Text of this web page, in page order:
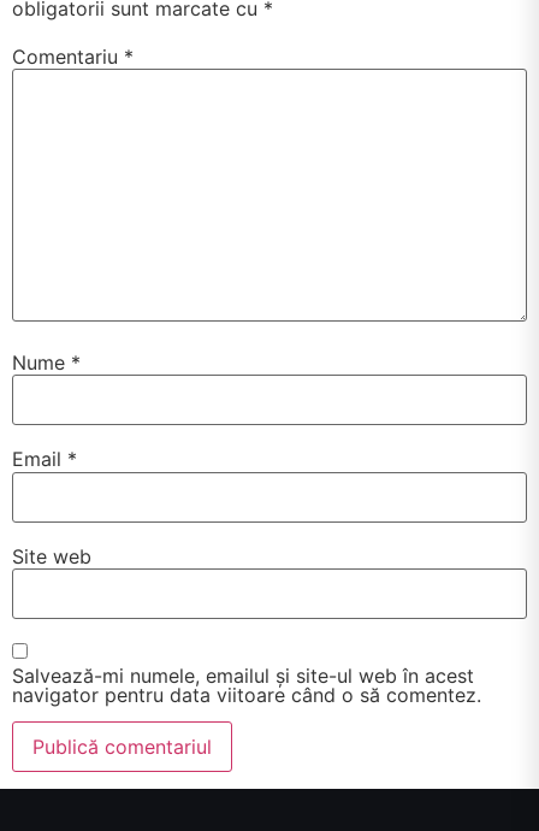
obligatorii sunt marcate cu *
Comentariu *
Nume *
Email *
Site web
Salvează-mi numele, emailul și site-ul web în acest
navigator pentru data viitoare când o să comentez.